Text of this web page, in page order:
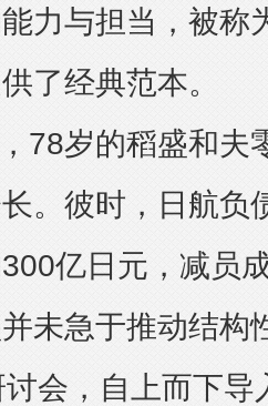
力与担当，被称
了经典范本。
岁的稻盛和夫
。彼时，日航负
亿日元，减员
未急于推动结构
会，自上而下导